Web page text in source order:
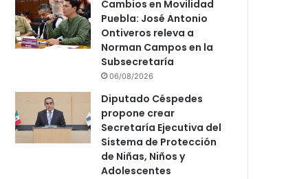
Cambios en Movilidad
Puebla: José Antonio
Ontiveros releva a
Norman Campos en la
Subsecretaría
06/08/2026
Diputado Céspedes
propone crear
Secretaría Ejecutiva del
Sistema de Protección
de Niñas, Niños y
Adolescentes